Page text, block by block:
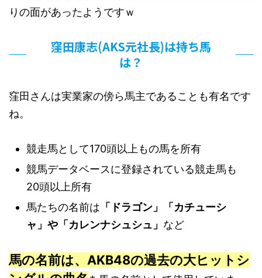
りの面があったようですｗ
窪田康志(AKS元社長)は持ち馬
は？
窪田さんは実業家の傍ら馬主であることも有名です
ね。
競走馬として170頭以上もの馬を所有
競馬データベースに登録されている競走馬も
20頭以上所有
馬たちの名前は 「ドラゴン」
「カチューシ
ャ」や「カレンナシュシュ」 など
馬の名前は、AKB48の過去の大ヒットシ